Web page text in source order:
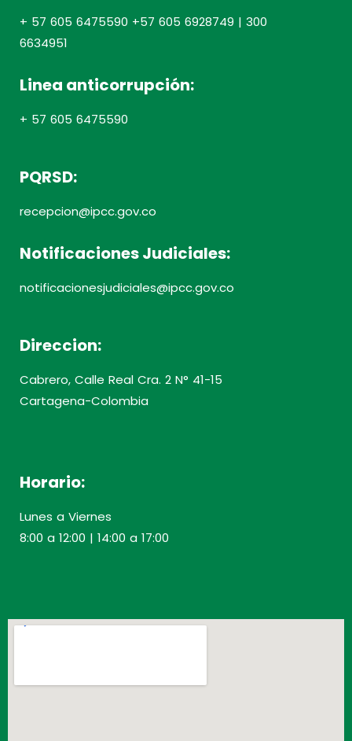
+ 57 605 6475590 +57 605 6928749 | 300
6634951
Linea anticorrupción:
+ 57 605 6475590
PQRSD:
recepcion@ipcc.gov.co
Notificaciones Judiciales:
notificacionesjudiciales@ipcc.gov.co
Direccion:
Cabrero, Calle Real Cra. 2 N° 41-15
Cartagena-Colombia
Horario:
Lunes a Viernes
8:00 a 12:00 | 14:00 a 17:00